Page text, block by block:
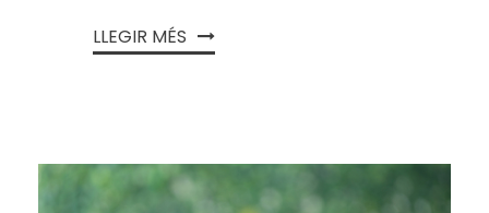
LLEGIR MÉS